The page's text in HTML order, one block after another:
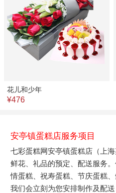
花儿和少年
¥476
安亭镇蛋糕店服务项目
七彩蛋糕网安亭镇蛋糕店（上
鲜花、礼品的预定、配送服务
情蛋糕、祝寿蛋糕、节庆蛋糕
我们会立刻为您安排制作及配